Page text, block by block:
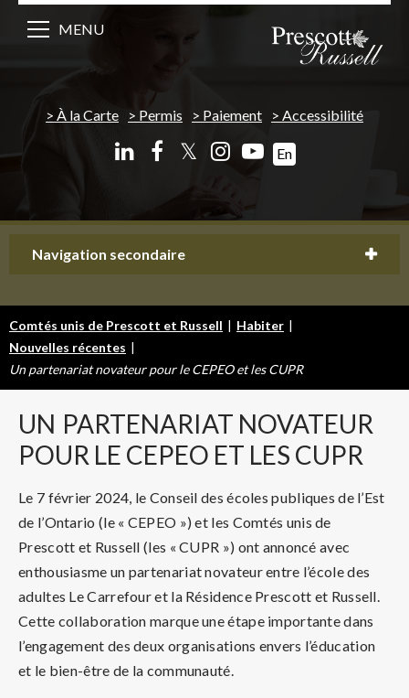
À la Carte Permis Paiement Accessibilité
𝕏 En
MENU
Navigation secondaire
Comtés unis de Prescott et Russell | Habiter |
Nouvelles récentes |
Un partenariat novateur pour le CEPEO et les CUPR
UN PARTENARIAT NOVATEUR
POUR LE CEPEO ET LES CUPR
Le 7 février 2024, le Conseil des écoles publiques de l’Est
de l’Ontario (le « CEPEO ») et les Comtés unis de
Prescott et Russell (les « CUPR ») ont annoncé avec
enthousiasme un partenariat novateur entre l’école des
adultes Le Carrefour et la Résidence Prescott et Russell.
Cette collaboration marque une étape importante dans
l’engagement des deux organisations envers l’éducation
et le bien-être de la communauté.